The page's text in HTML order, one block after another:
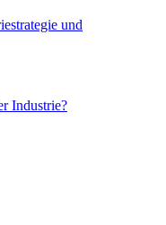
und
Industrie?